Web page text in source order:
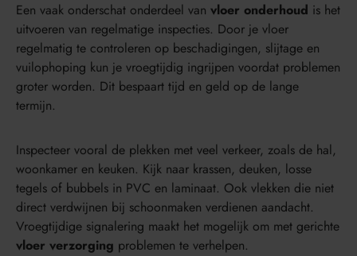
Een vaak onderschat onderdeel van vloer onderhoud is het
uitvoeren van regelmatige inspecties. Door je vloer
regelmatig te controleren op beschadigingen, slijtage en
vuilophoping kun je vroegtijdig ingrijpen voordat problemen
groter worden. Dit bespaart tijd en geld op de lange
termijn.
Inspecteer vooral de plekken met veel verkeer, zoals de hal,
woonkamer en keuken. Kijk naar krassen, deuken, losse
tegels of bubbels in PVC en laminaat. Ook vlekken die niet
direct verdwijnen bij schoonmaken verdienen aandacht.
Vroegtijdige signalering maakt het mogelijk om met gerichte
vloer verzorging problemen te verhelpen.